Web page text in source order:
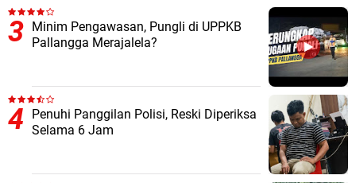
Minim Pengawasan, Pungli di UPPKB
Pallangga Merajalela?
Penuhi Panggilan Polisi, Reski Diperiksa
Selama 6 Jam